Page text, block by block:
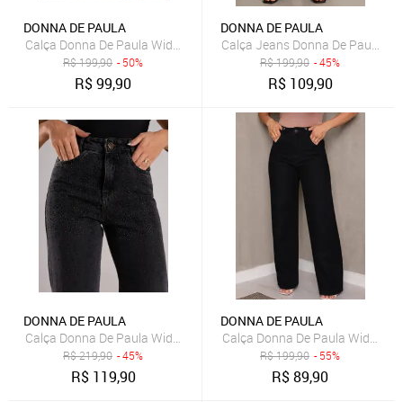
DONNA DE PAULA
Calça Donna De Paula Wide Leg Marrom Cintura Alta Casual
R$199,90 - 50%
R$99,90
DONNA DE PAULA
Calça Jeans Donna De Paula
R$199,90 - 45%
R$ 109,90
DONNA DE PAULA
Calça Donna De Paula Wide Leg Cinza Grafite Com Brilhos E
R$219,90 - 45%
R$ 119,90
DONNA DE PAULA
Calça Donna De Paula Wide
R$199,90 - 55%
R$89,90